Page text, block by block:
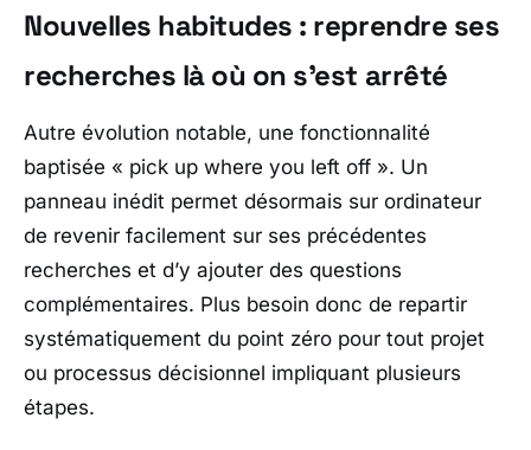
Nouvelles habitudes : reprendre ses
recherches là où on s’est arrêté
Autre évolution notable, une fonctionnalité
baptisée « pick up where you left off ». Un
panneau inédit permet désormais sur ordinateur
de revenir facilement sur ses précédentes
recherches et d’y ajouter des questions
complémentaires. Plus besoin donc de repartir
systématiquement du point zéro pour tout projet
ou processus décisionnel impliquant plusieurs
étapes.